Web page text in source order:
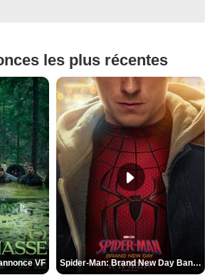
les plus récentes
VF Spider-Man: Brand New Day Bande-annonce (3) VO STFR